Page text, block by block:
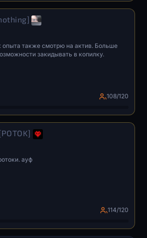
опыта также смотрю на актив. Больше
закидывать в копилку.
108/120
ауф
114/120